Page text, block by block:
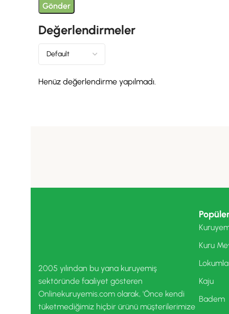
Değerlendirmeler
Henüz değerlendirme yapılmadı.
2005 yılından bu yana kuruyemiş
sektöründe faaliyet gösteren
Onlinekuruyemis.com olarak, 'Önce kendi
tüketmediğimiz hiçbir ürünü müşterilerimize
Kuru
Kaju
Badem